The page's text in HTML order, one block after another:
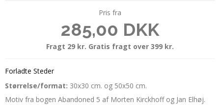
Pris fra
285,00 DKK
Fragt 29 kr. Gratis fragt over 399 kr.
Forladte Steder
Størrelse/format: 30x30 cm. og 50x50 cm.
Motiv fra bogen Abandoned 5 af Morten Kirckhoff og Jan Elhøj.